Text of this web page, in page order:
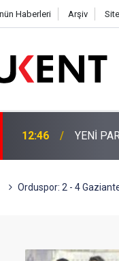
Haberleri Arşiv
12:22 YENİ
Orduspor: 2 - 4